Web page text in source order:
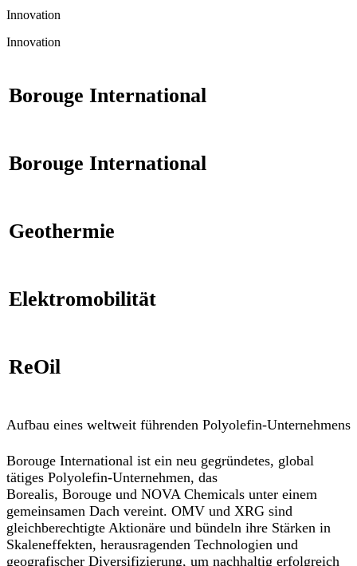
Innovation
Innovation
Borouge International
Borouge International
Geothermie
Elektromobilität
ReOil
Aufbau eines weltweit führenden Polyolefin-Unternehmens
Borouge International ist ein neu gegründetes, global
tätiges Polyolefin-Unternehmen, das
Borealis, Borouge und NOVA Chemicals unter einem
gemeinsamen Dach vereint. OMV und XRG sind
gleichberechtigte Aktionäre und bündeln ihre Stärken in
Skaleneffekten, herausragenden Technologien und
geografischer Diversifizierung, um nachhaltig erfolgreich